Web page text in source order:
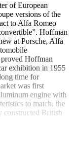
of European
versions of the
to Alfa Romeo
Hoffman
at Porsche, Alfa
Hoffman
exhibition in 1955
time for
was first
engine with
to match, the
constructed British